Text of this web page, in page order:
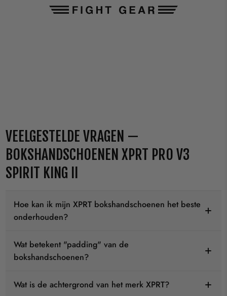
VEELGESTELDE VRAGEN —
BOKSHANDSCHOENEN XPRT PRO V3
SPIRIT KING II
Hoe kan ik mijn XPRT bokshandschoenen het beste
onderhouden?
Wat betekent "padding" van de
bokshandschoenen?
Wat is de achtergrond van het merk XPRT?